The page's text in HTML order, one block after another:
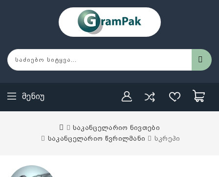
Მენიუ
საკანცელარიო ნივთები
საკანცელარიო წვრილმანი
სკრეპი